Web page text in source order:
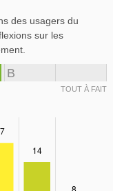
des usagers du
sur les
B
TOUT À FAIT